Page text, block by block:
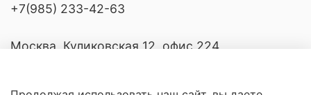
+7(985) 233-42-63
Москва, Куликовская 12, офис 224